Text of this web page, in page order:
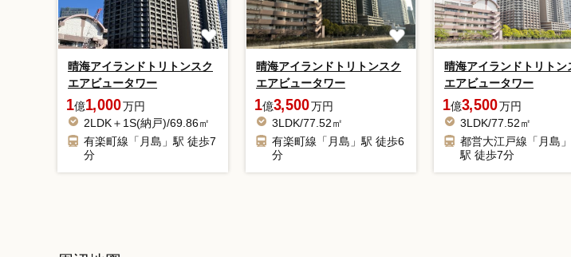
晴海アイランドトリトンスク
エアビュータワー
1億1,000万円
2LDK＋1S(納戸)/69.86㎡
有楽町線「月島」駅 徒歩7
分
晴海アイランドトリトンスク
エアビュータワー
1億3,500万円
3LDK/77.52㎡
有楽町線「月島」駅 徒歩6
分
晴海アイランドトリトン
エアビュータワー
1億3,500万円
3LDK/77.52㎡
都営大江戸線「月島」
駅 徒歩7分